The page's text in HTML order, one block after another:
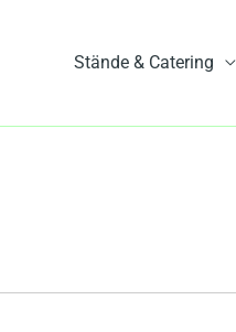
Stände & Catering